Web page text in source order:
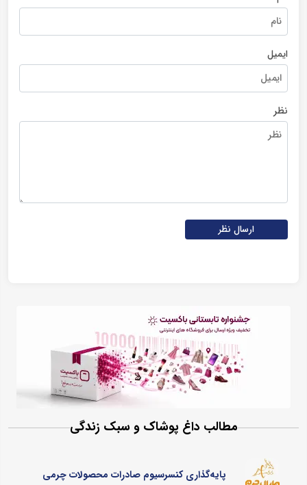
ایمیل
نظر
ارسال نظر
مطالب داغ پوشاک و سبک زندگی
پایه‌گذاری کنسرسیوم صادرات محصولات چرمی